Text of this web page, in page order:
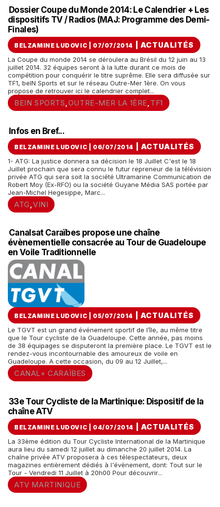
Dossier Coupe du Monde 2014: Le Calendrier + Les
dispositifs TV / Radios (MAJ: Programme des Demi-
Finales)
BELZAMINE LUDOVIC | 07/07/2014 ACTUALITÉS
La Coupe du monde 2014 se déroulera au Brésil du 12 juin au 13
juillet 2014. 32 équipes seront à la lutte durant ce mois de
compétition pour conquérir le titre suprême. Elle sera diffusée sur
TF1, beIN Sports et sur le réseau Outre-Mer 1ère. On vous
propose de retrouver ici le calendrier complet...
BEIN SPORTS OUTRE-MER LA 1ÈRE TF1
Infos en Bref...
BELZAMINE LUDOVIC | 06/07/2014 ACTUALITÉS
1- ATG: La justice donnera sa décision le 18 Juillet C'est le 18
Juillet prochain que sera connu le futur repreneur de la télévision
privée ATG qui sera soit la société Ultramarine Communication de
Robert Moy (Ex-RFO) ou la société Guyane Média SAS portée par
Jean-Michel Hegesippe, Marc...
ATG VINI
Canalsat Caraïbes propose une chaîne
évènementielle consacrée au Tour de Guadeloupe
en Voile Traditionnelle
BELZAMINE LUDOVIC | 05/07/2014 ACTUALITÉS
Le TGVT est un grand événement sportif de l’île, au même titre
que le Tour cycliste de la Guadeloupe. Cette année, pas moins
de 38 équipages se disputeront la première place. Le TGVT est le
rendez-vous incontournable des amoureux de voile en
Guadeloupe. A cette occasion, du 09 au 12 Juillet,...
CANAL+ CARAÏBES
33e Tour Cycliste de la Martinique: Dispositif de la
chaîne ATV
BELZAMINE LUDOVIC | 04/07/2014 ACTUALITÉS
La 33ème édition du Tour Cycliste International de la Martinique
aura lieu du samedi 12 juillet au dimanche 20 juillet 2014. La
chaîne privée ATV proposera à ces télespectateurs, deux
magazines entièrement dédiés à l'évènement, dont: Tout sur le
Tour - Vendredi 11 Juillet à 20h00 Pour découvrir...
ATV MARTINIQUE